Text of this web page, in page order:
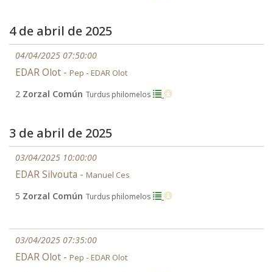
4 de abril de 2025
04/04/2025 07:50:00
EDAR Olot - Pep - EDAR Olot
2 Zorzal Común Turdus philomelos
3 de abril de 2025
03/04/2025 10:00:00
EDAR Silvouta - Manuel Ces
5 Zorzal Común Turdus philomelos
03/04/2025 07:35:00
EDAR Olot - Pep - EDAR Olot